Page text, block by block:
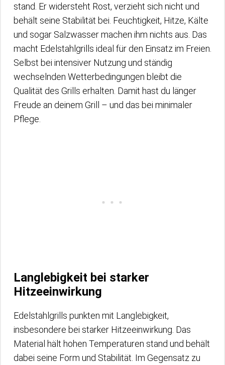
stand. Er widersteht Rost, verzieht sich nicht und
behält seine Stabilität bei. Feuchtigkeit, Hitze, Kälte
und sogar Salzwasser machen ihm nichts aus. Das
macht Edelstahlgrills ideal für den Einsatz im Freien.
Selbst bei intensiver Nutzung und ständig
wechselnden Wetterbedingungen bleibt die
Qualität des Grills erhalten. Damit hast du länger
Freude an deinem Grill – und das bei minimaler
Pflege.
Langlebigkeit bei starker
Hitzeeinwirkung
Edelstahlgrills punkten mit Langlebigkeit,
insbesondere bei starker Hitzeeinwirkung. Das
Material hält hohen Temperaturen stand und behält
dabei seine Form und Stabilität. Im Gegensatz zu